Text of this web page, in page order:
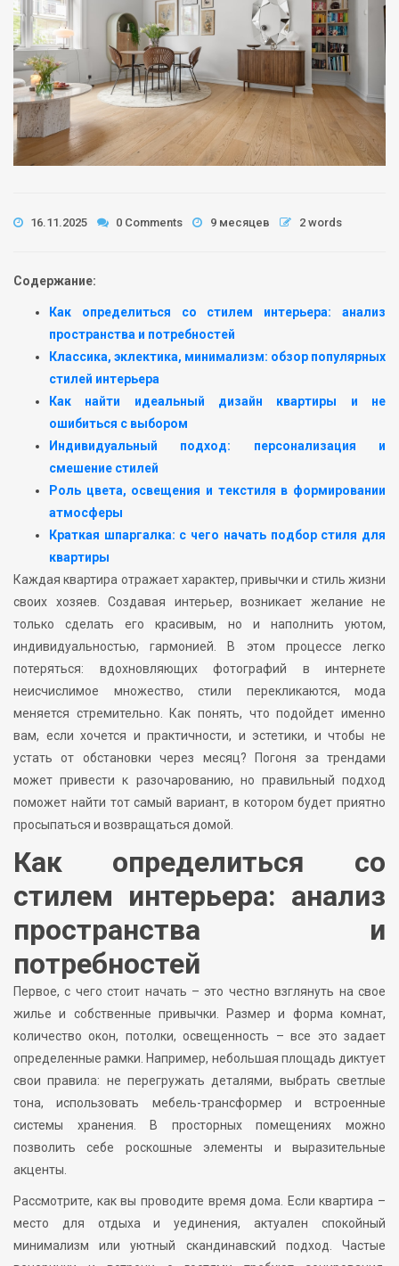
16.11.2025 0 Comments 9 месяцев 2 words
Содержание:
Как определиться со стилем интерьера: анализ
пространства и потребностей
Классика, эклектика, минимализм: обзор популярных
стилей интерьера
Как найти идеальный дизайн квартиры и не
ошибиться с выбором
Индивидуальный подход: персонализация и
смешение стилей
Роль цвета, освещения и текстиля в формировании
атмосферы
Краткая шпаргалка: с чего начать подбор стиля для
квартиры
Каждая квартира отражает характер, привычки и стиль жизни
своих хозяев. Создавая интерьер, возникает желание не
только сделать его красивым, но и наполнить уютом,
индивидуальностью, гармонией. В этом процессе легко
потеряться: вдохновляющих фотографий в интернете
неисчислимое множество, стили перекликаются, мода
меняется стремительно. Как понять, что подойдет именно
вам, если хочется и практичности, и эстетики, и чтобы не
устать от обстановки через месяц? Погоня за трендами
может привести к разочарованию, но правильный подход
поможет найти тот самый вариант, в котором будет приятно
просыпаться и возвращаться домой.
Как определиться со
стилем интерьера: анализ
пространства и
потребностей
Первое, с чего стоит начать – это честно взглянуть на свое
жилье и собственные привычки. Размер и форма комнат,
количество окон, потолки, освещенность – все это задает
определенные рамки. Например, небольшая площадь диктует
свои правила: не перегружать деталями, выбрать светлые
тона, использовать мебель-трансформер и встроенные
системы хранения. В просторных помещениях можно
позволить себе роскошные элементы и выразительные
акценты.
Рассмотрите, как вы проводите время дома. Если квартира –
место для отдыха и уединения, актуален спокойный
минимализм или уютный скандинавский подход. Частые